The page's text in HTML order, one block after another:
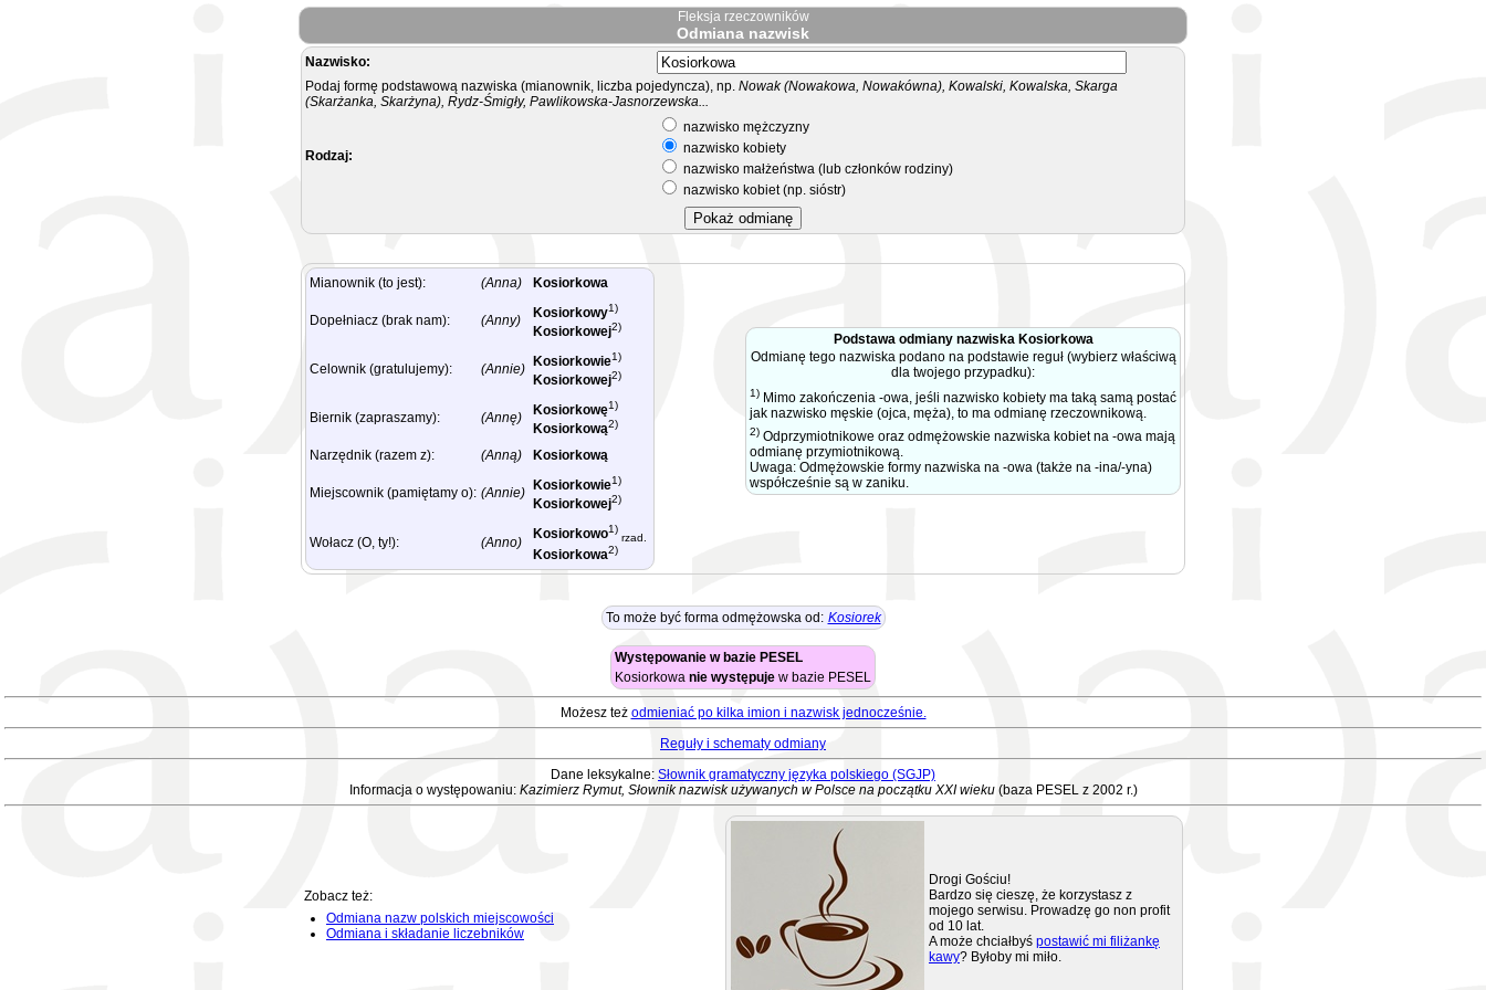
Fleksja rzeczowników
Odmiana nazwisk
Nazwisko:
Podaj formę podstawową nazwiska (mianownik, liczba pojedyncza), np. Nowak (Nowakowa, Nowakówna), Kowalski, Kowalska, Skarga
(Skarżanka, Skarżyna), Rydz-Śmigły, Pawlikowska-Jasnorzewska...
Rodzaj:
nazwisko mężczyzny
nazwisko kobiety
nazwisko małżeństwa (lub członków rodziny)
nazwisko kobiet (np. sióstr)
Mianownik (to jest): (Anna) Kosiorkowa
Dopełniacz (brak nam): (Anny) Kosiorkowy1)
Kosiorkowej2)
Celownik (gratulujemy): (Annie) Kosiorkowie1)
Kosiorkowej2)
Biernik (zapraszamy): (Annę) Kosiorkowę1)
Kosiorkową2)
Narzędnik (razem z): (Anną) Kosiorkową
Miejscownik (pamiętamy o): (Annie) Kosiorkowie1)
Kosiorkowej2)
Wołacz (O, ty!): (Anno)
Kosiorkowo1)
rzad.
Kosiorkowa2)
Podstawa odmiany nazwiska Kosiorkowa
Odmianę tego nazwiska podano na podstawie reguł (wybierz właściwą
dla twojego przypadku):
1) Mimo zakończenia -owa, jeśli nazwisko kobiety ma taką samą postać
jak nazwisko męskie (ojca, męża), to ma odmianę rzeczownikową.
2) Odprzymiotnikowe oraz odmężowskie nazwiska kobiet na -owa mają
odmianę przymiotnikową.
Uwaga: Odmężowskie formy nazwiska na -owa (także na -ina/-yna)
współcześnie są w zaniku.
To może być forma odmężowska od: Kosiorek
Występowanie w bazie PESEL
Kosiorkowa nie występuje w bazie PESEL
Możesz też odmieniać po kilka imion i nazwisk jednocześnie.
Reguły i schematy odmiany
Dane leksykalne: Słownik gramatyczny języka polskiego (SGJP)
Informacja o występowaniu: Kazimierz Rymut, Słownik nazwisk używanych w Polsce na początku XXI wieku(baza PESEL z 2002 r.)
Zobacz też:
Odmiana nazw polskich miejscowości
Odmiana i składanie liczebników
Drogi Gościu!
Bardzo się cieszę, że korzystasz z
mojego serwisu. Prowadzę go non profit
od 10 lat.
A może chciałbyś postawić mi filiżankę
kawy? Byłoby mi miło.